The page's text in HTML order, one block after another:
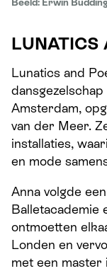
LUNATICS
Lunatics and
Amsterdam,
van der Meer.
installaties,
en mode
Anna volgde
Balletacademie
ontmoetten
Londen en
met een master